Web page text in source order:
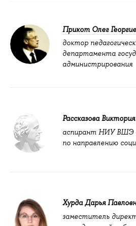
Прикот Олег
доктор
департамента
администрирования
Рассказова
аспирант НИУ ВШЭ
по направлению
Хурда Дарья
заместитель